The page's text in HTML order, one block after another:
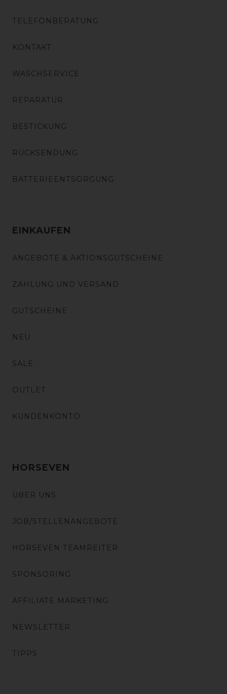
TELEFONBERATUNG
KONTAKT
WASCHSERVICE
REPARATUR
BESTICKUNG
RÜCKSENDUNG
BATTERIEENTSORGUNG
EINKAUFEN
ANGEBOTE & AKTIONSGUTSCHEINE
ZAHLUNG UND VERSAND
GUTSCHEINE
NEU
SALE
OUTLET
KUNDENKONTO
HORSEVEN
ÜBER UNS
JOB/STELLENANGEBOTE
HORSEVEN TEAMREITER
SPONSORING
AFFILIATE MARKETING
NEWSLETTER
TIPPS